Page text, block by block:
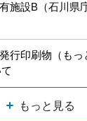
施設B（石川県
行印刷物（も
もっと見る